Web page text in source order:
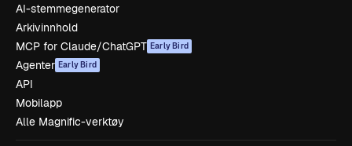
AI-stemmegenerator
Arkivinnhold
MCP for Claude/ChatGPT Early Bird
Agenter Early Bird
API
Mobilapp
Alle Magnific-verktøy